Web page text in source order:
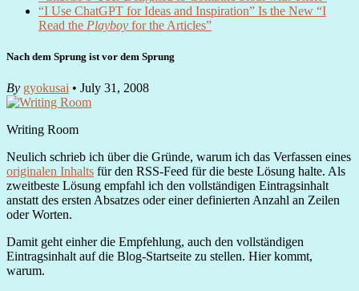
“I Use ChatGPT for Ideas and Inspiration” Is the New “I
Read the Playboy for the Articles”
Nach dem Sprung ist vor dem Sprung
By gyokusai • July 31, 2008
Writing Room
Neulich schrieb ich über die Gründe, warum ich das Verfassen eines
originalen Inhalts für den RSS-Feed für die beste Lösung halte. Als
zweitbeste Lösung empfahl ich den vollständigen Eintragsinhalt
anstatt des ersten Absatzes oder einer definierten Anzahl an Zeilen
oder Worten.
Damit geht einher die Empfehlung, auch den vollständigen
Eintragsinhalt auf die Blog-Startseite zu stellen. Hier kommt,
warum.